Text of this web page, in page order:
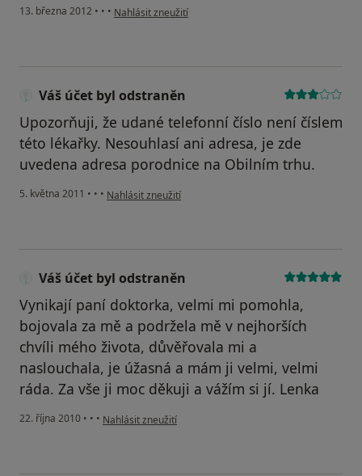
13. března 2012 • • • podle názoru uživatele Váš účet byl odstraněn
Nahlásit zneužití
Váš účet byl odstraněn
Upozorňuji, že udané telefonní číslo není číslem
této lékařky. Nesouhlasí ani adresa, je zde
uvedena adresa porodnice na Obilním trhu.
5. května 2011 • • • podle názoru uživatele Váš účet byl odstraněn
Nahlásit zneužití
Váš účet byl odstraněn
Vynikají paní doktorka, velmi mi pomohla,
bojovala za mě a podržela mě v nejhorších
chvíli mého života, důvěřovala mi a
naslouchala, je úžasná a mám ji velmi, velmi
ráda. Za vše ji moc děkuji a vážím si jí. Lenka
22. října 2010 • • • podle názoru uživatele Váš účet byl odstraněn
Nahlásit zneužití